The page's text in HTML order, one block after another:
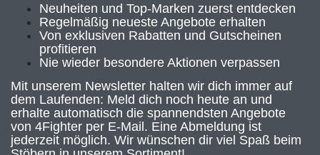
Neuheiten und Top-Marken zuerst entdecken
Regelmäßig neueste Angebote erhalten
Von exklusiven Rabatten und Gutscheinen
profitieren
Nie wieder besondere Aktionen verpassen
Mit unserem Newsletter halten wir dich immer auf
dem Laufenden: Meld dich noch heute an und
erhalte automatisch die spannendsten Angebote
von 4Fighter per E-Mail. Eine Abmeldung ist
jederzeit möglich. Wir wünschen dir viel Spaß beim